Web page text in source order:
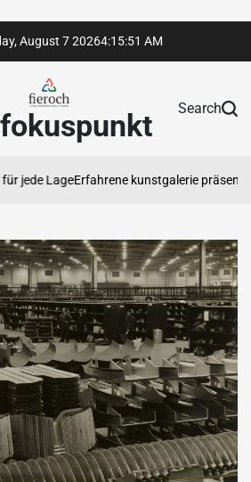
August 7 20264:15:52 AM
Search
LageErfahrene kunstgalerie präsentiert